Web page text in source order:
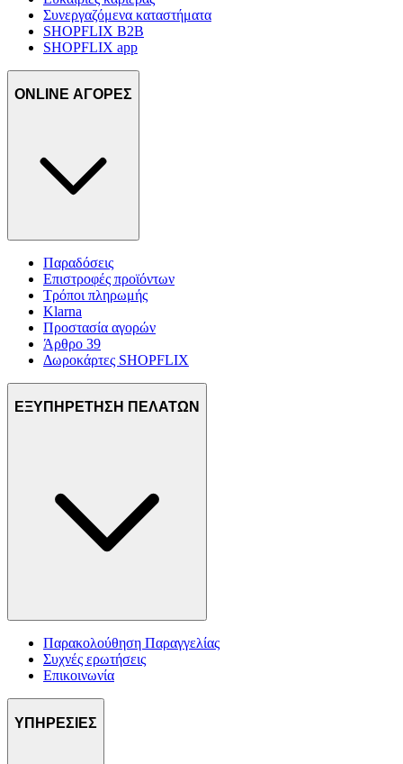
Συνεργαζόμενα καταστήματα
SHOPFLIX B2B
SHOPFLIX app
ONLINE ΑΓΟΡΕΣ
Παραδόσεις
Επιστροφές προϊόντων
Τρόποι πληρωμής
Klarna
Προστασία αγορών
Άρθρο 39
Δωροκάρτες SHOPFLIX
ΕΞΥΠΗΡΕΤΗΣΗ ΠΕΛΑΤΩΝ
Παρακολούθηση Παραγγελίας
Συχνές ερωτήσεις
Επικοινωνία
ΥΠΗΡΕΣΙΕΣ